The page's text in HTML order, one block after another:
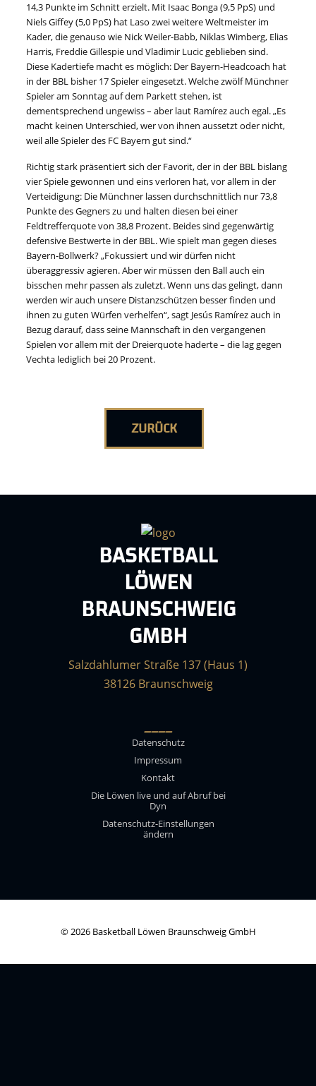
14,3 Punkte im Schnitt erzielt. Mit Isaac Bonga (9,5 PpS) und
Niels Giffey (5,0 PpS) hat Laso zwei weitere Weltmeister im
Kader, die genauso wie Nick Weiler-Babb, Niklas Wimberg, Elias
Harris, Freddie Gillespie und Vladimir Lucic geblieben sind.
Diese Kadertiefe macht es möglich: Der Bayern-Headcoach hat
in der BBL bisher 17 Spieler eingesetzt. Welche zwölf Münchner
Spieler am Sonntag auf dem Parkett stehen, ist
dementsprechend ungewiss – aber laut Ramírez auch egal. „Es
macht keinen Unterschied, wer von ihnen aussetzt oder nicht,
weil alle Spieler des FC Bayern gut sind.“
Richtig stark präsentiert sich der Favorit, der in der BBL bislang
vier Spiele gewonnen und eins verloren hat, vor allem in der
Verteidigung: Die Münchner lassen durchschnittlich nur 73,8
Punkte des Gegners zu und halten diesen bei einer
Feldtrefferquote von 38,8 Prozent. Beides sind gegenwärtig
defensive Bestwerte in der BBL. Wie spielt man gegen dieses
Bayern-Bollwerk? „Fokussiert und wir dürfen nicht
überaggressiv agieren. Aber wir müssen den Ball auch ein
bisschen mehr passen als zuletzt. Wenn uns das gelingt, dann
werden wir auch unsere Distanzschützen besser finden und
ihnen zu guten Würfen verhelfen“, sagt Jesús Ramírez auch in
Bezug darauf, dass seine Mannschaft in den vergangenen
Spielen vor allem mit der Dreierquote haderte – die lag gegen
Vechta lediglich bei 20 Prozent.
ZURÜCK
BASKETBALL
LÖWEN
BRAUNSCHWEIG
GMBH
Salzdahlumer Straße 137 (Haus 1)
38126 Braunschweig
____
Datenschutz
Impressum
Kontakt
Die Löwen live und auf Abruf bei
Dyn
Datenschutz-Einstellungen
ändern
© 2026 Basketball Löwen Braunschweig GmbH